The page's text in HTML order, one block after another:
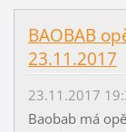
BAOBAB
23.11.2017
23.11.2017
Baobab má